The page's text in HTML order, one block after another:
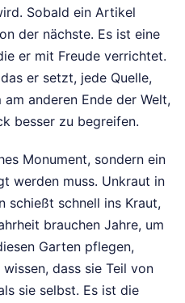
Sobald ein Artikel
der nächste. Es ist eine
er mit Freude verrichtet.
er setzt, jede Quelle,
anderen Ende der Welt,
besser zu begreifen.
Monument, sondern ein
werden muss. Unkraut in
schießt schnell ins Kraut,
brauchen Jahre, um
Garten pflegen,
dass sie Teil von
sie selbst. Es ist die